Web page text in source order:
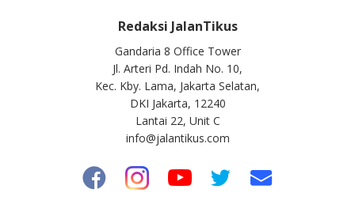
Redaksi JalanTikus
Gandaria 8 Office Tower
Jl. Arteri Pd. Indah No. 10,
Kec. Kby. Lama, Jakarta Selatan,
DKI Jakarta, 12240
Lantai 22, Unit C
info@jalantikus.com